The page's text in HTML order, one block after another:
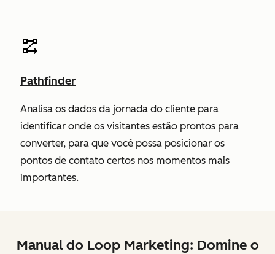
Pathfinder
Analisa os dados da jornada do cliente para
identificar onde os visitantes estão prontos para
converter, para que você possa posicionar os
pontos de contato certos nos momentos mais
importantes.
Manual do Loop Marketing: Domine o